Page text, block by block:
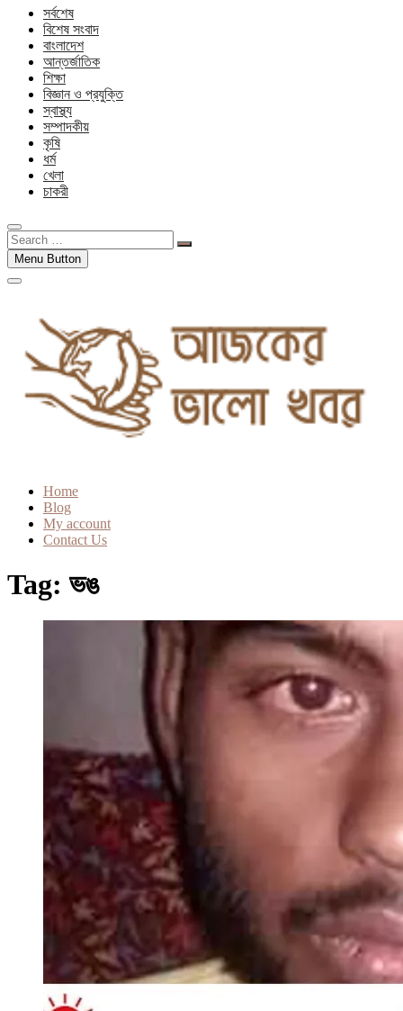
সর্বশেষ
বিশেষ সংবাদ
বাংলাদেশ
আন্তর্জাতিক
শিক্ষা
বিজ্ঞান ও প্রযুক্তি
স্বাস্থ্য
সম্পাদকীয়
কৃষি
ধর্ম
খেলা
চাকরী
Search
…Menu Button
Home
Blog
My account
Contact Us
Tag: ভঙ